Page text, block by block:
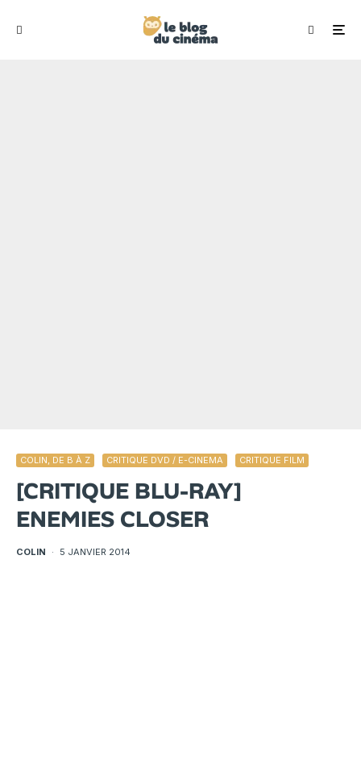
COLIN, DE B À Z CRITIQUE DVD / E-CINEMA CRITIQUE FILM
[CRITIQUE BLU-RAY]
ENEMIES CLOSER
COLIN · 5 JANVIER 2014